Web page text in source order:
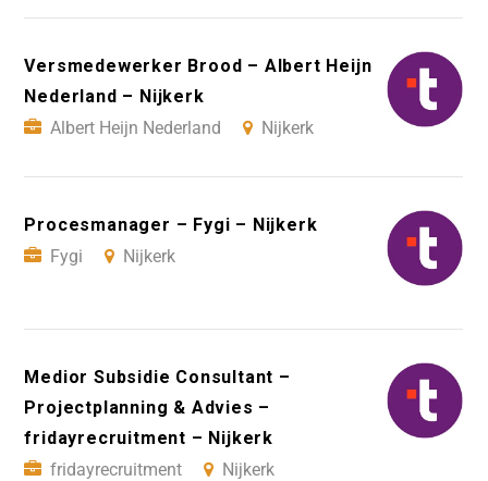
Versmedewerker Brood – Albert Heijn
Nederland – Nijkerk
Albert Heijn Nederland
Nijkerk
Procesmanager – Fygi – Nijkerk
Fygi
Nijkerk
Medior Subsidie Consultant –
Projectplanning & Advies –
fridayrecruitment – Nijkerk
fridayrecruitment
Nijkerk